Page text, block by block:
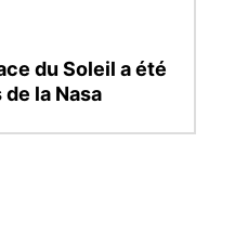
du Soleil a été
la Nasa